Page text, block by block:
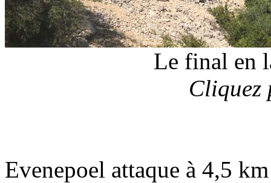
Le final en
Evenepoel attaque à 4,5